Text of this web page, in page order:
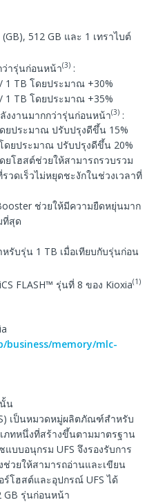
512 GB และ 1 เทราไบต์
ารุ่นก่อนหน้า(3) :
1 TB โดยประมาณ +30%
1 TB โดยประมาณ +35%
งงานมากกว่ารุ่นก่อนหน้า(3) :
ยประมาณ ปรับปรุงดีขึ้น 15%
ดยประมาณ ปรับปรุงดีขึ้น 20%
ยโฮสต์ช่วยให้สามารถรวบรวม
วดเร็วไม่หยุดชะงักในช่วงเวลาที่
ช่วยให้มีความยืดหยุ่นมาก
ที่สุด
รับรุ่น 1 TB เมื่อเทียบกับรุ่นก่อน
FLASH™ รุ่นที่ 8 ของ Kioxia(1)
business/memory/mlc-
น
เป็นหมวดหมู่ผลิตภัณฑ์สำหรับ
ทหนึ่งที่สร้างขึ้นตามมาตรฐาน
แบบอนุกรม UFS จึงรองรับการ
วยให้สามารถอ่านและเขียน
ร์โฮสต์และอุปกรณ์ UFS ได้
GB รุ่นก่อนหน้า